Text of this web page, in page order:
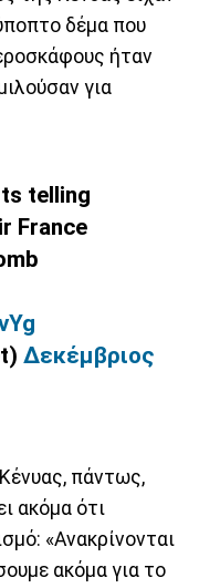
δέμα που
ήταν
για
telling
France
Δεκέμβριος
πάντως,
ακόμα ότι
«Ανακρίνονται
ακόμα για το